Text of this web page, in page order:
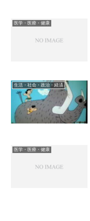
医学・医療・健康
生活・社会・政治・経済
医学・医療・健康